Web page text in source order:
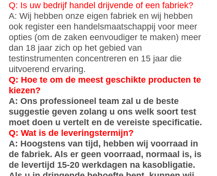
Q: Is uw bedrijf handel drijvende of een fabriek?
A: Wij hebben onze eigen fabriek en wij hebben
ook register een handelsmaatschappij voor meer
opties (om de zaken eenvoudiger te maken) meer
dan 18 jaar zich op het gebied van
testinstrumenten concentreren en 15 jaar die
uitvoerend ervaring.
Q: Hoe te om de meest geschikte producten te
kiezen?
A: Ons professioneel team zal u de beste
suggestie geven zolang u ons welk soort test
moet doen u vertelt en de vereiste specificatie.
Q: Wat is de leveringstermijn?
A: Hoogstens van tijd, hebben wij voorraad in
de fabriek. Als er geen voorraad, normaal is, is
de levertijd 15-20 werkdagen na kasobligatie.